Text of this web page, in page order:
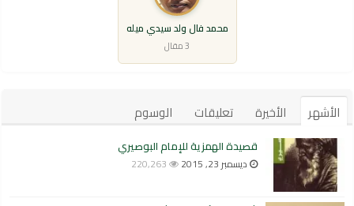
محمد فال ولد سيدي ميله
3 مقال
الأشهر الأخيرة تعليقات الوسوم
قصيدة الهمزية للإمام البوصيري
ديسمبر 23, 2015 220,263